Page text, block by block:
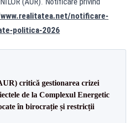
notificare-
politica-2026
critică gestionarea crizei
de la Complexul Energetic
în birocrație și restricții